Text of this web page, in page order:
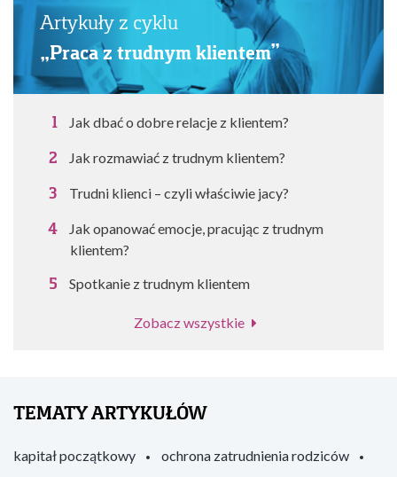
Artykuły z cyklu
„Praca z trudnym klientem”
Jak dbać o dobre relacje z klientem?
Jak rozmawiać z trudnym klientem?
Trudni klienci – czyli właściwie jacy?
Jak opanować emocje, pracując z trudnym
klientem?
Spotkanie z trudnym klientem
Zobacz wszystkie
TEMATY ARTYKUŁÓW
kapitał początkowy
ochrona zatrudnienia rodziców